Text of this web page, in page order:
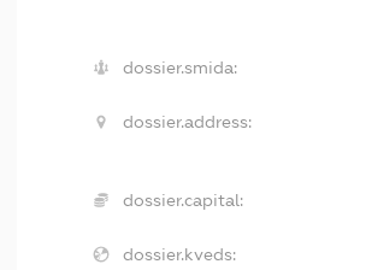
dossier.smida:
dossier.address:
dossier.capital:
dossier.kveds: